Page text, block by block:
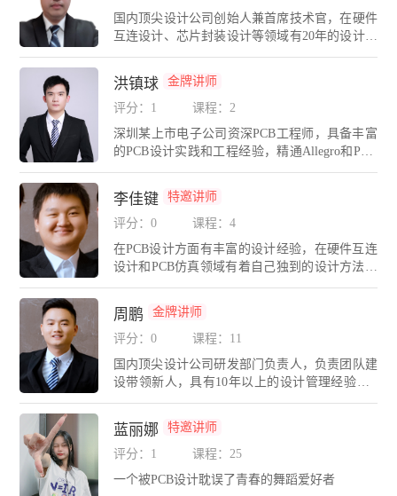
期带领团队长期奋战在PCB设计与仿真一线岗
位，涵盖的设计包括：计算机通信产品，多媒体
产品，医疗仪器设备，交通运输设备，数码消费
国内顶尖设计公司创始人兼首席技术官，在硬件
互连设计、芯片封装设计等领域有20年的设计管
理经验，精通Cadence、Mentor、PADS、AD、H
yperLynx等多种PCB设计与仿真工具。现任多家
上市公司/国内外大型集团合约EDA技术顾问。E
DA无忧学院首席讲师，为各大高校、电子科技
企业进行CAE/高速硬件设计培训。创办EDA无
忧学院580eda.net和EDA无忧人才网580eda.com，
为企业提供精准猎头和硬件研发人才委培服务。
层次技术人才；担任IPC中国PCB设计师理事会
会员，推动IPC互连设计技术与标准在中国的普
及；连续三届担任中国高科技产业化研究化智能
信息处理产业化分会理事；长期担任广东省工程
图学学会技能鉴定专家；广东省CAD图形设计职
业技能大赛（电子类）裁判；珠海市集成电路产
业培训基地指导专家；长期带领公司PCB设计团
队攻关军工、航天、通信、工控、医疗、芯片等
领域的高精尖设计与仿真项目
洪镇球
金牌讲师
评分：1
课程：2
深圳某上市电子公司资深PCB工程师，具备丰富
的PCB设计实践和工程经验，精通Allegro和PAD
S 、AD等EDA平台。多年从事车载导航、后视
镜、车机、视频监控、网络安防、网络交换机、
家电等产品的设计工作。
李佳键
特邀讲师
评分：0
课程：4
在PCB设计方面有丰富的设计经验，在硬件互连
设计和PCB仿真领域有着自己独到的设计方法和
理念。精通Cadence，PADS，AD，Hyperlynx，S
igrity等多种PCB设计与仿真工具。带领广州分公
司团队长期奋战在硬件设计与仿真一线岗位，涵
盖的设计包括：计算机通信产品，多媒体产品，
医疗仪器设备，交通运输设备，数码消费类产品
等，有着丰富的产品硬件设计与仿真经验。
周鹏
金牌讲师
评分：0
课程：11
国内顶尖设计公司研发部门负责人，负责团队建
设带领新人，具有10年以上的设计管理经验，E
DA无忧学院金牌讲师，精通Cadence、Mentor、P
ADS、Altium Designer、SI9000、HyperLynx等多
种EDA设计与仿真工具。为各大高校、电子科技
企业进行高速PCB实战设计培训，推动高速高密
度EDA设计行业技术发展。广东省CAD图形设计
职业技能大赛（电子类）裁判；深圳信息职业技
蓝丽娜
特邀讲师
评分：1
课程：25
一个被PCB设计耽误了青春的舞蹈爱好者